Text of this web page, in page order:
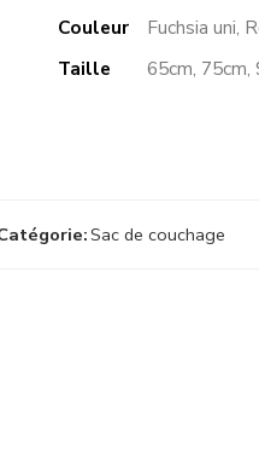
Couleur
Fuchsia uni,
Taille
65cm, 75cm,
Sac de couchage